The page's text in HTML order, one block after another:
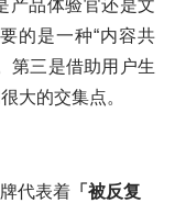
产品体验官还是文
的是一种“内容共
第三是借助用户生
大的交集点。
代表着 「被反复